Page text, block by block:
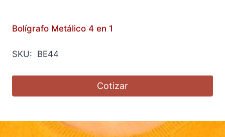
Bolígrafo Metálico 4 en 1
SKU: BE44
Cotizar